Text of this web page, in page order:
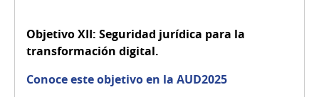
Objetivo XII: Seguridad jurídica para la
transformación digital.
Conoce este objetivo en la AUD2025